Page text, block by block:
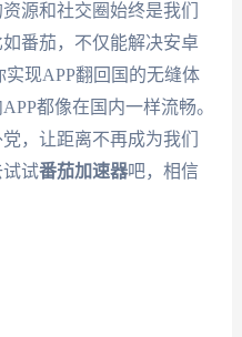
源和社交圈始终是我们
番茄，不仅能解决安卓
实现APP翻回国的无缝体
都像在国内一样流畅。
，让距离不再成为我们
试番茄加速器吧，相信